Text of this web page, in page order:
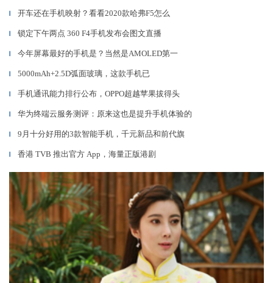
▎ 开车还在手机映射？看看2020款哈弗F5怎么
▎ 锁定下午两点 360 F4手机发布会图文直播
▎ 今年屏幕最好的手机是？当然是AMOLED第一
▎ 5000mAh+2.5D弧面玻璃，这款手机已
▎ 手机通讯能力排行公布，OPPO超越苹果拔得头
▎ 华为终端云服务测评：原来这也是提升手机体验的
▎ 9月十分好用的3款智能手机，千元新品和前代旗
▎ 香港 TVB 推出官方 App，海量正版港剧